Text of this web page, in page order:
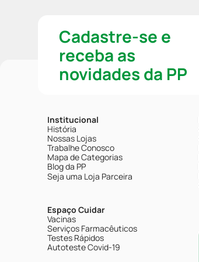
Cadastre-se e
receba as
novidades da PP
Institucional
História
Nossas Lojas
Trabalhe Conosco
Mapa de Categorias
Blog da PP
Seja uma Loja Parceira
Espaço Cuidar
Vacinas
Serviços Farmacêuticos
Testes Rápidos
Autoteste Covid-19